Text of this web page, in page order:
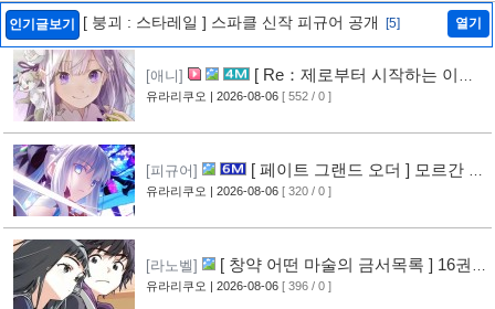
인기글보기 [ 붕괴 : 스타레일 ] 스파클 신작 피규어 공개 [5] 열기
[애니]
[ Re：제로부터 시작하는 이세
계 생활 ] 4기 탈환편 PV 영상 공개
유라리쿠오 | 2026-08-06 [ 552 / 0 ]
[피규어]
[ 페이트 그랜드 오더 ] 모르간 르
페이 신작 피규어 공개
[6]
유라리쿠오 | 2026-08-06 [ 320 / 0 ]
[라노벨]
[ 창약 어떤 마술의 금서목록 ] 16권
표지 공개
[8]
유라리쿠오 | 2026-08-06 [ 396 / 0 ]